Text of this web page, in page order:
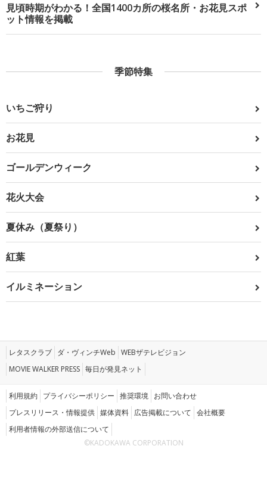
見頃時期がわかる！全国1400カ所の桜名所・お花見スポ
ット情報を掲載
季節特集
いちご狩り
お花見
ゴールデンウィーク
花火大会
夏休み（夏祭り）
紅葉
イルミネーション
レタスクラブ ダ・ヴィンチWeb WEBザテレビジョン
MOVIE WALKER PRESS 毎日が発見ネット
利用規約 プライバシーポリシー 推奨環境 お問い合わせ
プレスリリース・情報提供 媒体資料 広告掲載について 会社概要
利用者情報の外部送信について
©KADOKAWA CORPORATION